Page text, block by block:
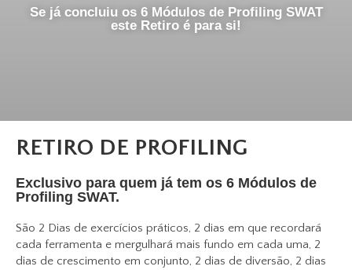
Se já concluiu os 6 Módulos de Profiling SWAT
este Retiro é para si!
RETIRO DE PROFILING
Exclusivo para quem já tem os 6 Módulos de
Profiling SWAT.
São 2 Dias de exercícios práticos, 2 dias em que recordará
cada ferramenta e mergulhará mais fundo em cada uma, 2
dias de crescimento em conjunto, 2 dias de diversão, 2 dias